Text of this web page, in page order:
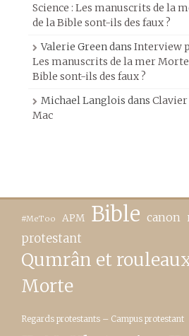
Science : Les manuscrits de la
de la Bible sont-ils des faux ?
Valerie Greendans Interview
Les manuscrits de la mer Morte
Bible sont-ils des faux ?
Michael Langlois dans Clavier
Mac
#MeToo APM Bible canon
protestant
Qumrân et
Morte
Regards protestants – Campus protestant